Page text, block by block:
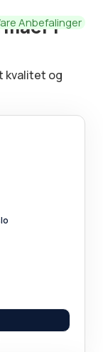
i
Anbefalinger
kvalitet og